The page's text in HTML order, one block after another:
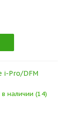
i-Pro/DFM
в наличии (14)